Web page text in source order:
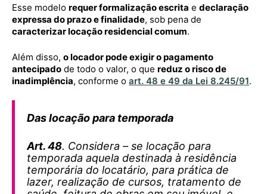
Esse modelo requer formalização escrita e declaração
expressa do prazo e finalidade, sob pena de
caracterizar locação residencial comum.
Além disso, o locador pode exigir o pagamento
antecipado de todo o valor, o que reduz o risco de
inadimplência, conforme o art. 48 e 49 da Lei 8.245/91.
Das locação para temporada
Art. 48. Considera – se locação para
temporada aquela destinada à residência
temporária do locatário, para prática de
lazer, realização de cursos, tratamento de